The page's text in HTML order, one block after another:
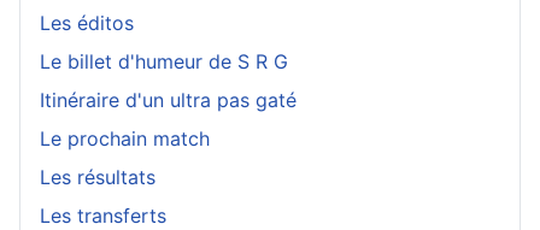
Les éditos
Le billet d'humeur de S R G
Itinéraire d'un ultra pas gaté
Le prochain match
Les résultats
Les transferts